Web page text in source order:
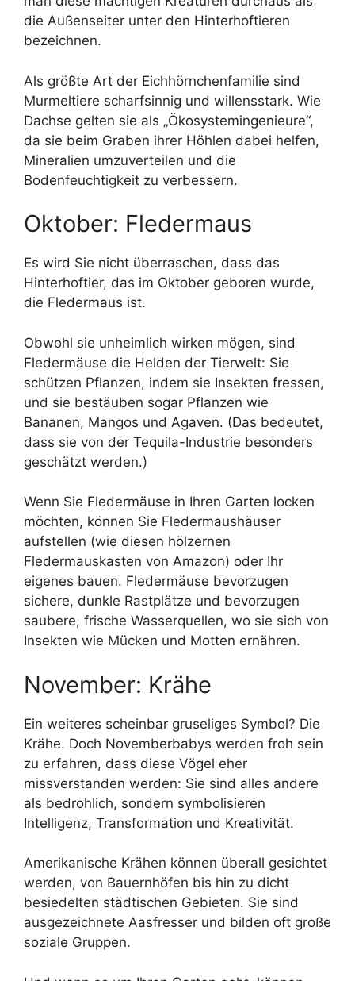
die Außenseiter unter den Hinterhoftieren
bezeichnen.
Als größte Art der Eichhörnchenfamilie sind
Murmeltiere scharfsinnig und willensstark. Wie
Dachse gelten sie als „Ökosystemingenieure“,
da sie beim Graben ihrer Höhlen dabei helfen,
Mineralien umzuverteilen und die
Bodenfeuchtigkeit zu verbessern.
Oktober: Fledermaus
Es wird Sie nicht überraschen, dass das
Hinterhoftier, das im Oktober geboren wurde,
die Fledermaus ist.
Obwohl sie unheimlich wirken mögen, sind
Fledermäuse die Helden der Tierwelt: Sie
schützen Pflanzen, indem sie Insekten fressen,
und sie bestäuben sogar Pflanzen wie
Bananen, Mangos und Agaven. (Das bedeutet,
dass sie von der Tequila-Industrie besonders
geschätzt werden.)
Wenn Sie Fledermäuse in Ihren Garten locken
möchten, können Sie Fledermaushäuser
aufstellen (wie diesen hölzernen
Fledermauskasten von Amazon) oder Ihr
eigenes bauen. Fledermäuse bevorzugen
sichere, dunkle Rastplätze und bevorzugen
saubere, frische Wasserquellen, wo sie sich von
Insekten wie Mücken und Motten ernähren.
November: Krähe
Ein weiteres scheinbar gruseliges Symbol? Die
Krähe. Doch Novemberbabys werden froh sein
zu erfahren, dass diese Vögel eher
missverstanden werden: Sie sind alles andere
als bedrohlich, sondern symbolisieren
Intelligenz, Transformation und Kreativität.
Amerikanische Krähen können überall gesichtet
werden, von Bauernhöfen bis hin zu dicht
besiedelten städtischen Gebieten. Sie sind
ausgezeichnete Aasfresser und bilden oft große
soziale Gruppen.